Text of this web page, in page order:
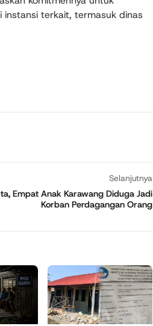
terkait, termasuk dinas
Selanjutnya
Empat Anak Karawang Diduga Jadi
Korban Perdagangan Orang